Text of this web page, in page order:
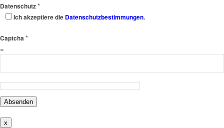
Datenschutz*
Ich akzeptiere die Datenschutzbestimmungen.
Captcha *
=
Absenden
x